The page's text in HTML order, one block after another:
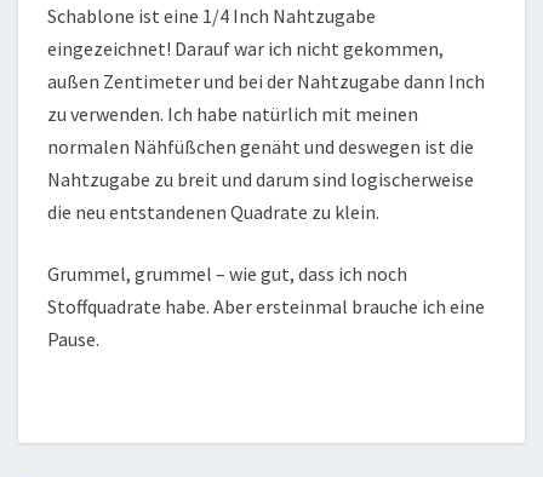
Schablone ist eine 1/4 Inch Nahtzugabe
eingezeichnet! Darauf war ich nicht gekommen,
außen Zentimeter und bei der Nahtzugabe dann Inch
zu verwenden. Ich habe natürlich mit meinen
normalen Nähfüßchen genäht und deswegen ist die
Nahtzugabe zu breit und darum sind logischerweise
die neu entstandenen Quadrate zu klein.
Grummel, grummel – wie gut, dass ich noch
Stoffquadrate habe. Aber ersteinmal brauche ich eine
Pause.